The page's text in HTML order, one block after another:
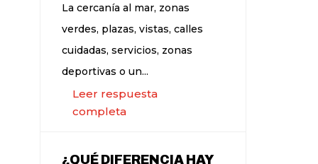
La cercanía al mar, zonas
verdes, plazas, vistas, calles
cuidadas, servicios, zonas
deportivas o un...
Leer respuesta
completa
¿QUÉ DIFERENCIA HAY